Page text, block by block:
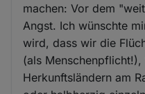
machen: Vor dem
Angst. Ich wünschte
wird, dass wir die
(als
Herkunftsländern am